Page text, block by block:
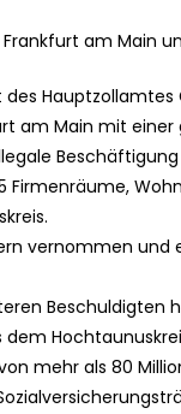
am Main
am Main mit
vernommen und
Beschuldigten
mehr als 80